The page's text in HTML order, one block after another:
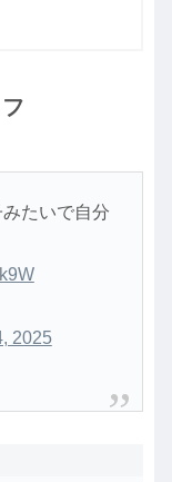
たいで自分
2025